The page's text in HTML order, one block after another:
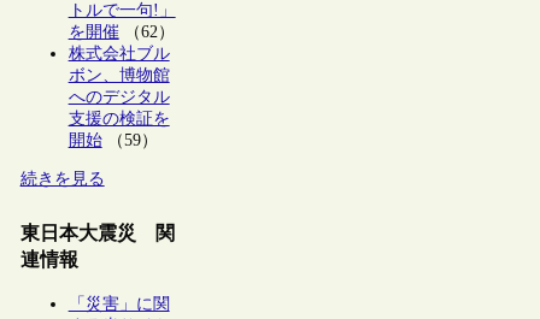
トルで一句!」
を開催（62）
株式会社ブル
ボン、博物館
へのデジタル
支援の検証を
開始（59）
続きを見る
東日本大震災 関
連情報
「災害」に関